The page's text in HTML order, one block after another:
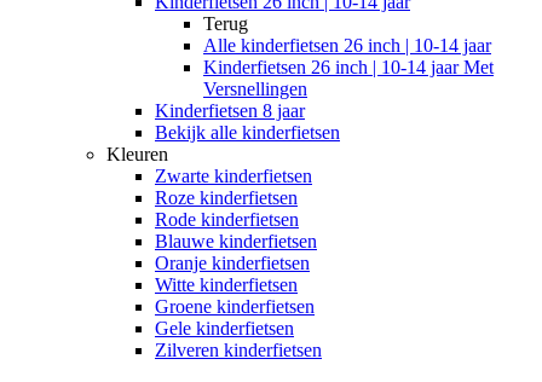
Terug
Alle kinderfietsen 26 inch | 10-14 jaar
Kinderfietsen 26 inch | 10-14 jaar Met
Versnellingen
Kinderfietsen 8 jaar
Bekijk alle kinderfietsen
Kleuren
Zwarte kinderfietsen
Roze kinderfietsen
Rode kinderfietsen
Blauwe kinderfietsen
Oranje kinderfietsen
Witte kinderfietsen
Groene kinderfietsen
Gele kinderfietsen
Zilveren kinderfietsen